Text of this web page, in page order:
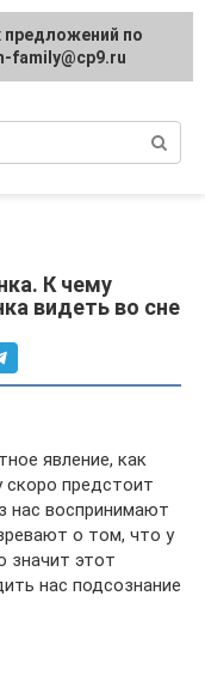
К чему
видеть во сне
явление, как
скоро предстоит
нас воспринимают
о том, что у
значит этот
нас подсознание
по
family@cp9.ru